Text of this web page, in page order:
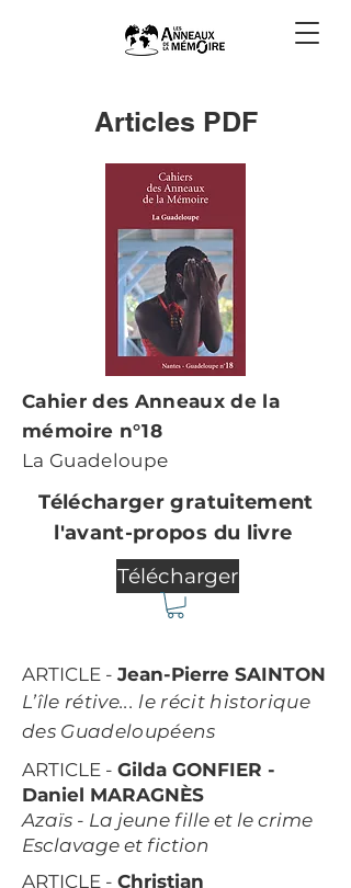
Articles PDF
Cahier des Anneaux de la
mémoire n°18
La Guadeloupe
Télécharger gratuitement
l'avant-propos du livre
Télécharger
ARTICLE - Jean-Pierre SAINTON
L’île rétive... le récit historique
des Guadeloupéens
ARTICLE - Gilda GONFIER -
Daniel MARAGNÈS
Azaïs - La jeune fille et le crime
Esclavage et fiction
ARTICLE - Christian